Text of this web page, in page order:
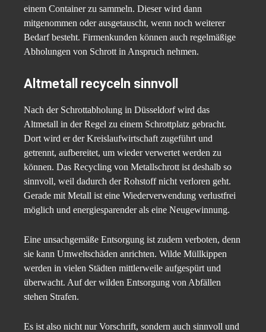
einem Container zu sammeln. Dieser wird dann
mitgenommen oder ausgetauscht, wenn noch weiterer
Bedarf besteht. Firmenkunden können auch regelmäßige
Abholungen von Schrott in Anspruch nehmen.
Altmetall recyceln sinnvoll
Nach der Schrottabholung in Düsseldorf wird das
Altmetall in der Regel zu einem Schrottplatz gebracht.
Dort wird er der Kreislaufwirtschaft zugeführt und
getrennt, aufbereitet, um wieder verwertet werden zu
können. Das Recycling von Metallschrott ist deshalb so
sinnvoll, weil dadurch der Rohstoff nicht verloren geht.
Gerade mit Metall ist eine Wiederverwendung verlustfrei
möglich und energiesparender als eine Neugewinnung.
Eine unsachgemäße Entsorgung ist zudem verboten, denn
sie kann Umweltschäden anrichten. Wilde Müllkippen
werden in vielen Städten mittlerweile aufgespürt und
überwacht. Auf der wilden Entsorgung von Abfällen
stehen Strafen.
Es ist also nicht nur Vorschrift, sondern auch sinnvoll und